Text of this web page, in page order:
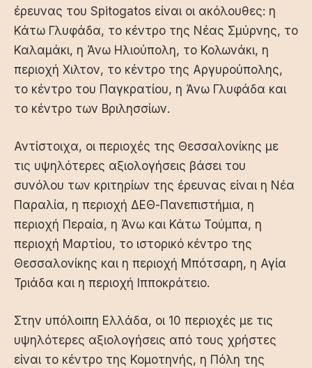
έρευνας του Spitogatos είναι οι ακόλουθες: η
Κάτω Γλυφάδα, το κέντρο της Νέας Σμύρνης, το
Καλαμάκι, η Άνω Ηλιούπολη, το Κολωνάκι, η
περιοχή Χιλτον, το κέντρο της Αργυρούπολης,
το κέντρο του Παγκρατίου, η Άνω Γλυφάδα και
το κέντρο των Βριλησσίων.
Αντίστοιχα, οι περιοχές της Θεσσαλονίκης με
τις υψηλότερες αξιολογήσεις βάσει του
συνόλου των κριτηρίων της έρευνας είναι η Νέα
Παραλία, η περιοχή ΔΕΘ-Πανεπιστήμια, η
περιοχή Περαία, η Άνω και Κάτω Τούμπα, η
περιοχή Μαρτίου, το ιστορικό κέντρο της
Θεσσαλονίκης και η περιοχή Μπότσαρη, η Αγία
Τριάδα και η περιοχή Ιπποκράτειο.
Στην υπόλοιπη Ελλάδα, οι 10 περιοχές με τις
υψηλότερες αξιολογήσεις από τους χρήστες
είναι το κέντρο της Κομοτηνής, η Πόλη της